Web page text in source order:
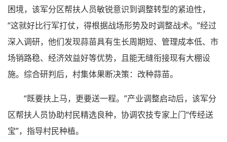
困境，该军分区帮扶人员敏锐意识到调整转型的紧迫性，
“这就好比行军打仗，得根据战场形势及时调整战术。”经过
深入调研，他们发现蒜苗具有生长周期短、管理成本低、市
场销路稳、经济效益好等优势，且能无缝衔接现有大棚设
施。综合研判后，村集体果断决策：改种蒜苗。
“既要扶上马，更要送一程。”产业调整启动后，该军分
区帮扶人员协助村民精选良种，协调农技专家上门“传经送
宝”，指导村民种植。